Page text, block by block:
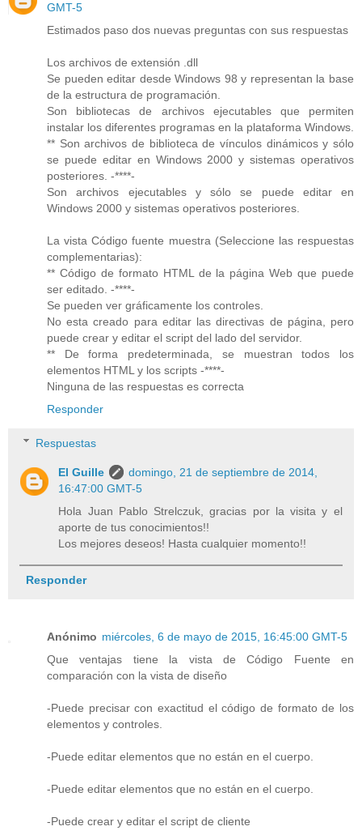
GMT-5
Estimados paso dos nuevas preguntas con sus respuestas
Los archivos de extensión .dll
Se pueden editar desde Windows 98 y representan la base
de la estructura de programación.
Son bibliotecas de archivos ejecutables que permiten
instalar los diferentes programas en la plataforma Windows.
** Son archivos de biblioteca de vínculos dinámicos y sólo
se puede editar en Windows 2000 y sistemas operativos
posteriores. -****-
Son archivos ejecutables y sólo se puede editar en
Windows 2000 y sistemas operativos posteriores.
La vista Código fuente muestra (Seleccione las respuestas
complementarias):
** Código de formato HTML de la página Web que puede
ser editado. -****-
Se pueden ver gráficamente los controles.
No esta creado para editar las directivas de página, pero
puede crear y editar el script del lado del servidor.
** De forma predeterminada, se muestran todos los
elementos HTML y los scripts -****-
Ninguna de las respuestas es correcta
Responder
Respuestas
El Guille
domingo, 21 de septiembre de 2014,
16:47:00 GMT-5
Hola Juan Pablo Strelczuk, gracias por la visita y el
aporte de tus conocimientos!!
Los mejores deseos! Hasta cualquier momento!!
Responder
Anónimo miércoles, 6 de mayo de 2015, 16:45:00 GMT-5
Que ventajas tiene la vista de Código Fuente en
comparación con la vista de diseño
-Puede precisar con exactitud el código de formato de los
elementos y controles.
-Puede editar elementos que no están en el cuerpo.
-Puede editar elementos que no están en el cuerpo.
-Puede crear y editar el script de cliente